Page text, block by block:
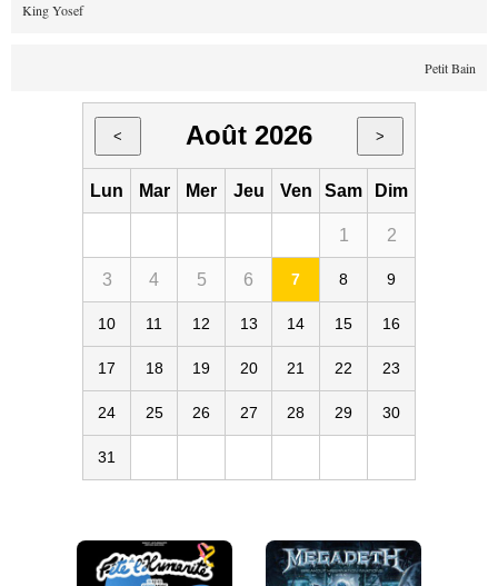
King Yosef
Petit Bain
< Août 2026 >
Lun Mar Mer Jeu Ven Sam Dim
1 2
3 4 5 6 7 8 9
10 11 12 13 14 15 16
17 18 19 20 21 22 23
24 25 26 27 28 29 30
31